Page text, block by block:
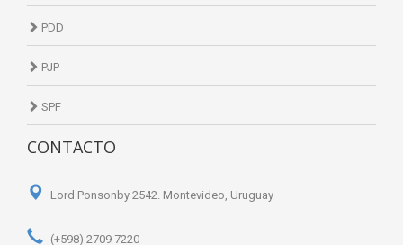
PDD
PJP
SPF
CONTACTO
Lord Ponsonby 2542. Montevideo, Uruguay
(+598) 2709 7220